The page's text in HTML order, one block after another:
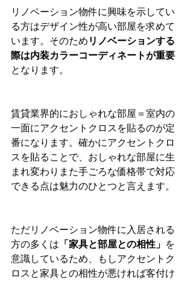
リノベーション物件に興味を示してい
る方はデザイン性が高い部屋を求めて
います。そのため リノベーションする
際は内装カラーコーディネートが重要
となります。
賃貸業界的におしゃれな部屋＝室内の
一面にアクセントクロスを貼るのが定
番になります。確かにアクセントクロ
スを貼ることで、おしゃれな部屋に生
まれ変わりまた手ごろな価格帯で対応
できる点は魅力のひとつと言えます。
ただリノベーション物件に入居される
方の多くは 「家具と部屋との相性」 を
意識しているため、もしアクセントク
ロスと家具との相性が悪ければ客付け